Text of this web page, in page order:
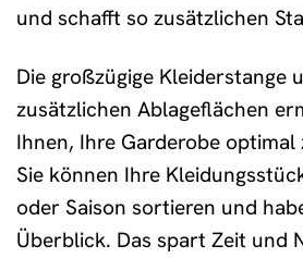
und schafft so zusätzlichen
Die großzügige Kleiderstange
zusätzlichen Ablageflächen
Ihnen, Ihre Garderobe optimal
Sie können Ihre
oder Saison sortieren und
Überblick. Das spart Zeit und